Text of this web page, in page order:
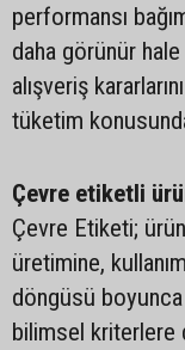
performansı
daha görünür
alışveriş
tüketim
Çevre etiketli
Çevre Etiketi;
üretimine,
döngüsü
bilimsel kriterlere